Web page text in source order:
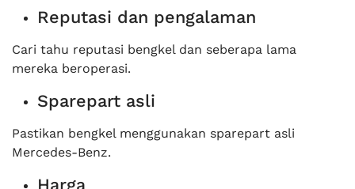
Reputasi dan pengalaman
Cari tahu reputasi bengkel dan seberapa lama
mereka beroperasi.
Sparepart asli
Pastikan bengkel menggunakan sparepart asli
Mercedes-Benz.
Harga